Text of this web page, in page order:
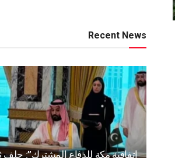
Recent News
اتفاقية مكة للدفاع المشترك”: حلف